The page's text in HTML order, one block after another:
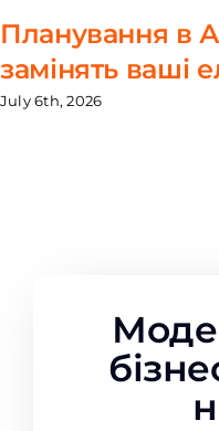
Планування в
замінять ваші
July 6th, 2026